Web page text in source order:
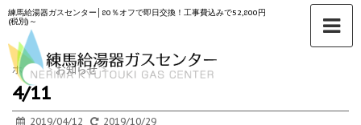
練馬給湯器ガスセンター│80％オフで即日交換！工事費込みで52,800円
(税別)～
ホーム >お知らせ >
4/11
2019/04/12 2019/10/29